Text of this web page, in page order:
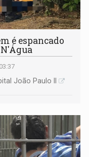
é espancado
João Paulo II